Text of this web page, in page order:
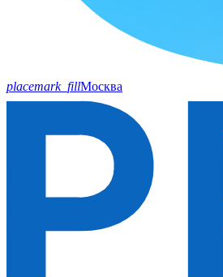
placemark_fillМосква